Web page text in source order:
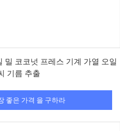
밀 코코넛 프레스 기계 가열 오일
기름 추출
좋은 가격 을 구하라